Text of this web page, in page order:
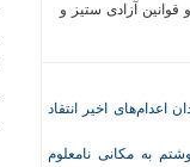
قوانین آزادی ستیز و
اعدام‌های اخیر انتقاد
به مکانی نامعلوم